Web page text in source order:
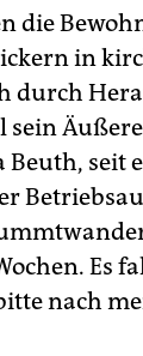
die
in
durch
Beuth, seit
Es
nach